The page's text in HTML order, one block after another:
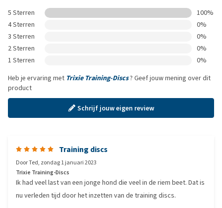
5 Sterren
100%
4 Sterren
0%
3 Sterren
0%
2 Sterren
0%
1 Sterren
0%
Heb je ervaring met Trixie Training-Discs? Geef jouw mening over dit
product
Schrijf jouw eigen review
Training discs
DoorTed, zondag 1 januari 2023
Trixie Training-Discs
Ik had veel last van een jonge hond die veel in de riem beet. Dat is
nu verleden tijd door het inzetten van de training discs.